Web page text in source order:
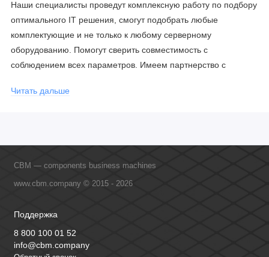
Наши специалисты проведут комплексную работу по подбору
оптимального IT решения, смогут подобрать любые
комплектующие и не только к любому серверному
оборудованию. Помогут сверить совместимость с
соблюдением всех параметров. Имеем партнерство с
обучение сотрудников, что позволяет исключить ошибки даже
Читать дальше
CBM — components business machines
www.cbm.company © 2015 - 2026
Поддержка
8 800 100 01 52
info@cbm.company